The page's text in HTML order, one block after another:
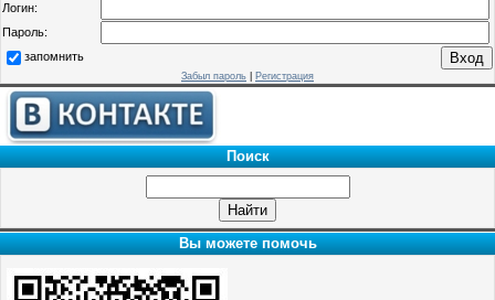
Логин:
Пароль:
запомнить
Забыл пароль Регистрация
Поиск
Вы можете помочь